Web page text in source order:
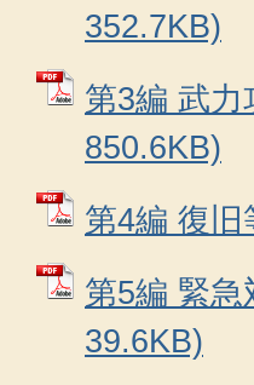
352.7KB)
第3編 武
850.6KB)
第4編 復
第5編 緊
39.6KB)